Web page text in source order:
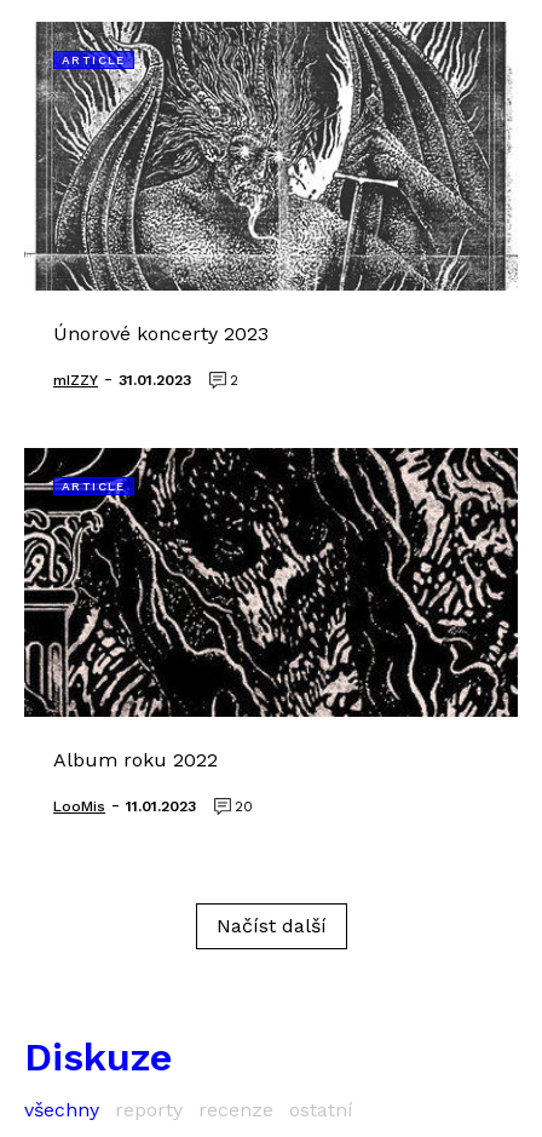
ARTICLE
Únorové koncerty 2023
mIZZY - 31.01.2023 2
ARTICLE
Album roku 2022
LooMis - 11.01.2023 20
Načíst další
Diskuze
všechny reporty recenze ostatní